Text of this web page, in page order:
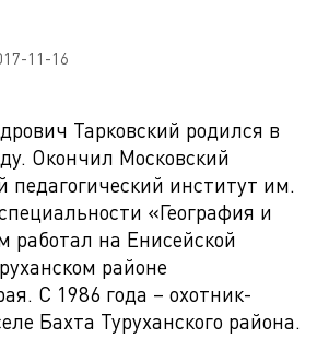
11-16
Тарковский родился в
Окончил Московский
педагогический институт им.
«География и
работал на Енисейской
районе
С 1986 года – охотник-
Бахта Туруханского района.